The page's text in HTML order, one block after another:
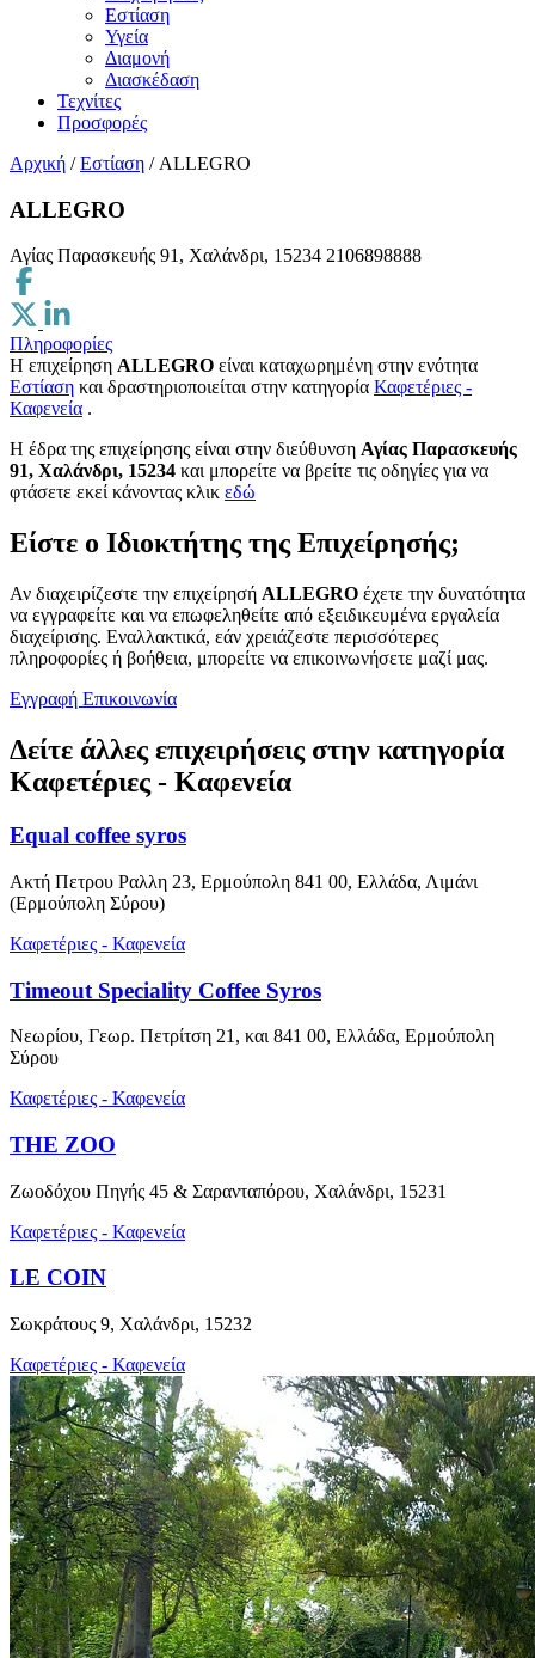
Εστίαση
Υγεία
Διαμονή
Διασκέδαση
Τεχνίτες
Προσφορές
Αρχική / Εστίαση / ALLEGRO
ALLEGRO
Αγίας Παρασκευής 91, Χαλάνδρι, 15234 2106898888
Πληροφορίες
Η επιχείρηση ALLEGRO είναι καταχωρημένη στην ενότητα
Εστίαση και δραστηριοποιείται στην κατηγορία Καφετέριες -
Καφενεία .
H έδρα της επιχείρησης είναι στην διεύθυνση Αγίας Παρασκευής
91, Χαλάνδρι, 15234 και μπορείτε να βρείτε τις οδηγίες για να
φτάσετε εκεί κάνοντας κλικ εδώ
Είστε ο Ιδιοκτήτης της Επιχείρησής;
Αν διαχειρίζεστε την επιχείρησή ALLEGRO έχετε την δυνατότητα
να εγγραφείτε και να επωφεληθείτε από εξειδικευμένα εργαλεία
διαχείρισης. Εναλλακτικά, εάν χρειάζεστε περισσότερες
πληροφορίες ή βοήθεια, μπορείτε να επικοινωνήσετε μαζί μας.
Εγγραφή Επικοινωνία
Δείτε άλλες επιχειρήσεις στην κατηγορία
Καφετέριες - Καφενεία
Equal coffee syros
Ακτή Πετρου Ραλλη 23, Ερμούπολη 841 00, Ελλάδα, Λιμάνι
(Ερμούπολη Σύρου)
Καφετέριες - Καφενεία
Timeout Speciality Coffee Syros
Νεωρίου, Γεωρ. Πετρίτση 21, και 841 00, Ελλάδα, Ερμούπολη
Σύρου
Καφετέριες - Καφενεία
THE ZOO
Ζωοδόχου Πηγής 45 & Σαρανταπόρου, Χαλάνδρι, 15231
Καφετέριες - Καφενεία
LE COIN
Σωκράτους 9, Χαλάνδρι, 15232
Καφετέριες - Καφενεία